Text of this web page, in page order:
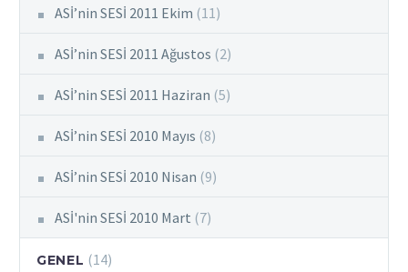
ASİ’nin SESİ 2011 Ekim (11)
ASİ’nin SESİ 2011 Ağustos (2)
ASİ’nin SESİ 2011 Haziran (5)
ASİ’nin SESİ 2010 Mayıs (8)
ASİ’nin SESİ 2010 Nisan (9)
ASİ'nin SESİ 2010 Mart (7)
GENEL (14)